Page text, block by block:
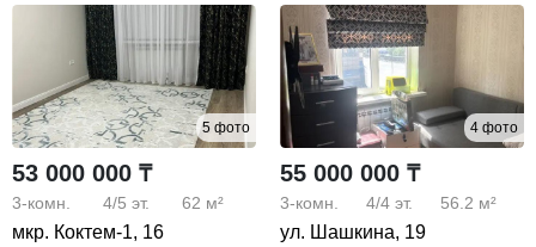
5 фото
53 000 000 ₸
3-комн. 4/5 эт. 62 м²
мкр. Коктем-1, 16
4 фото
55 000 000 ₸
3-комн. 4/4 эт. 56.2 м²
ул. Шашкина, 19